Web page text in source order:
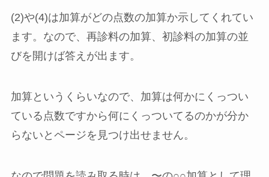
(2)や(4)は加算がどの点数の加算か示してくれてい
ます。なので、再診料の加算、初診料の加算の並
びを開けば答えが出ます。
加算というくらいなので、加算は何かにくっつい
ている点数ですから何にくっついてるのかが分か
らないとページを見つけ出せません。